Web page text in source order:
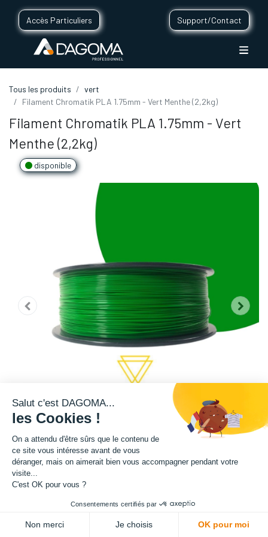
Accès Particuliers Support/Contact
Tous les produits
vert
Filament Chromatik PLA 1.75mm - Vert Menthe (2,2kg)
Filament Chromatik PLA 1.75mm - Vert
Menthe (2,2kg)
disponible
Cette bobine de teinte verte est disponible en format 750g et 2,2kg.
Diamètre : 1.75 mm
Salut c'est DAGOMA...
les Cookies !
On a attendu d'être sûrs que le contenu de
ce site vous intéresse avant de vous
déranger, mais on aimerait bien vous accompagner pendant votre
visite...
C'est OK pour vous ?
Consentements certifiés par
Non merci Je choisis OK pour moi